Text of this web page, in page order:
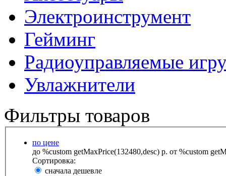
Электроинструмент
Гейминг
Радиоуправляемые
Увлажнители
Фильтры товаров
по цене
до %custom getMaxPrice(132480,desc) р. от %custom
Сортировка:
сначала дешевле